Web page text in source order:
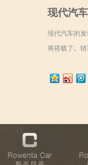
现代汽
现代汽车的
将搭载了。